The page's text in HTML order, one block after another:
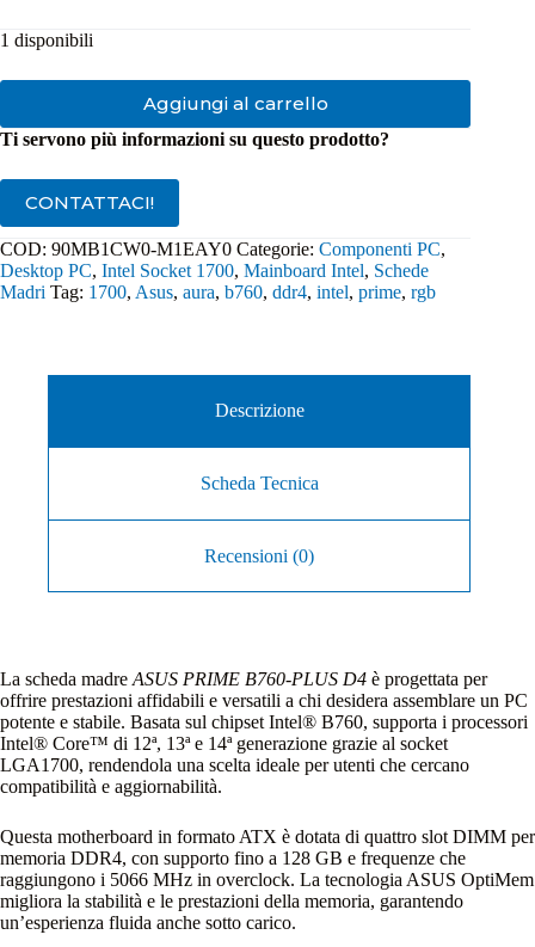
1 disponibili
Aggiungi al carrello
Ti servono più informazioni su questo prodotto?
CONTATTACI!
COD: 90MB1CW0-M1EAY0 Categorie: Componenti PC,
Desktop PC, Intel Socket 1700, Mainboard Intel, Schede
Madri Tag: 1700, Asus, aura, b760, ddr4, intel, prime, rgb
Descrizione
Scheda Tecnica
Recensioni (0)
La scheda madre ASUS PRIME B760-PLUS D4 è progettata per
offrire prestazioni affidabili e versatili a chi desidera assemblare un PC
potente e stabile. Basata sul chipset Intel® B760, supporta i processori
Intel® Core™ di 12ª, 13ª e 14ª generazione grazie al socket
LGA1700, rendendola una scelta ideale per utenti che cercano
compatibilità e aggiornabilità.
Questa motherboard in formato ATX è dotata di quattro slot DIMM per
memoria DDR4, con supporto fino a 128 GB e frequenze che
raggiungono i 5066 MHz in overclock. La tecnologia ASUS OptiMem
migliora la stabilità e le prestazioni della memoria, garantendo
un’esperienza fluida anche sotto carico.